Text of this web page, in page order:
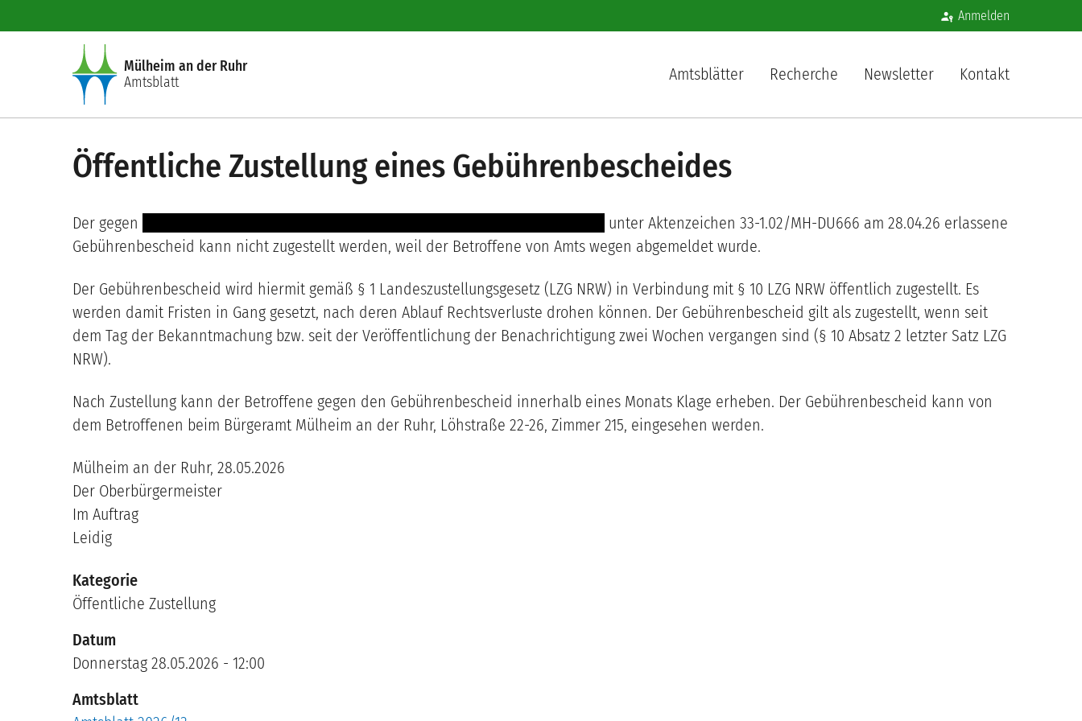
Benutzermenü
Anmelden
Mülheim an der Ruhr
Amtsblatt
Amtsblätter Recherche Newsletter Kontakt
Öffentliche Zustellung eines Gebührenbescheides
Der gegen
unter Aktenzeichen 33-1.02/MH-DU666 am 28.04.26 erlassene
Gebührenbescheid kann nicht zugestellt werden, weil der Betroffene von Amts wegen abgemeldet wurde.
Der Gebührenbescheid wird hiermit gemäß § 1 Landeszustellungsgesetz (LZG NRW) in Verbindung mit § 10 LZG NRW öffentlich zugestellt. Es
werden damit Fristen in Gang gesetzt, nach deren Ablauf Rechtsverluste drohen können. Der Gebührenbescheid gilt als zugestellt, wenn seit
dem Tag der Bekanntmachung bzw. seit der Veröffentlichung der Benachrichtigung zwei Wochen vergangen sind (§ 10 Absatz 2 letzter Satz LZG
NRW).
Nach Zustellung kann der Betroffene gegen den Gebührenbescheid innerhalb eines Monats Klage erheben. Der Gebührenbescheid kann von
dem Betroffenen beim Bürgeramt Mülheim an der Ruhr, Löhstraße 22-26, Zimmer 215, eingesehen werden.
Mülheim an der Ruhr, 28.05.2026
Der Oberbürgermeister
Im Auftrag
Leidig
Kategorie
Öffentliche Zustellung
Datum
Donnerstag 28.05.2026 - 12:00
Amtsblatt